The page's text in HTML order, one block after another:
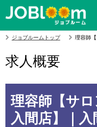
ジョブルームトップ 理容師
求人概要
理容師【サ
入間店】｜入